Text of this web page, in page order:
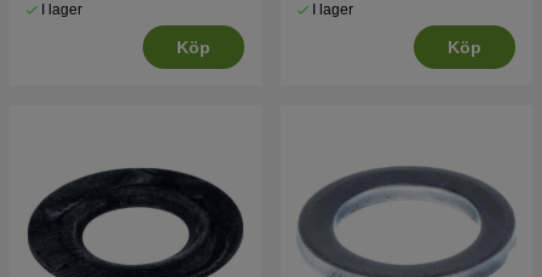
I lager
Köp
I lager
Köp